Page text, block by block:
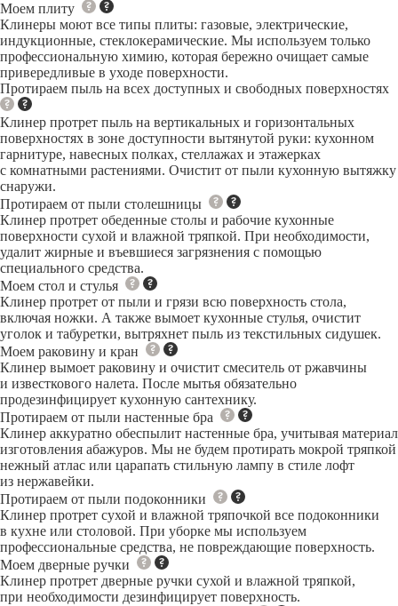
Моем плиту
Клинеры моют все типы плиты: газовые, электрические,
индукционные, стеклокерамические. Мы используем только
профессиональную химию, которая бережно очищает самые
привередливые в уходе поверхности.
Протираем пыль на всех доступных и свободных поверхностях
Клинер протрет пыль на вертикальных и горизонтальных
поверхностях в зоне доступности вытянутой руки: кухонном
гарнитуре, навесных полках, стеллажах и этажерках
с комнатными растениями. Очистит от пыли кухонную вытяжку
снаружи.
Протираем от пыли столешницы
Клинер протрет обеденные столы и рабочие кухонные
поверхности сухой и влажной тряпкой. При необходимости,
удалит жирные и въевшиеся загрязнения с помощью
специального средства.
Моем стол и стулья
Клинер протрет от пыли и грязи всю поверхность стола,
включая ножки. А также вымоет кухонные стулья, очистит
уголок и табуретки, вытряхнет пыль из текстильных сидушек.
Моем раковину и кран
Клинер вымоет раковину и очистит смеситель от ржавчины
и известкового налета. После мытья обязательно
продезинфицирует кухонную сантехнику.
Протираем от пыли настенные бра
Клинер аккуратно обеспылит настенные бра, учитывая материал
изготовления абажуров. Мы не будем протирать мокрой тряпкой
нежный атлас или царапать стильную лампу в стиле лофт
из нержавейки.
Протираем от пыли подоконники
Клинер протрет сухой и влажной тряпочкой все подоконники
в кухне или столовой. При уборке мы используем
профессиональные средства, не повреждающие поверхность.
Моем дверные ручки
Клинер протрет дверные ручки сухой и влажной тряпкой,
при необходимости дезинфицирует поверхность.